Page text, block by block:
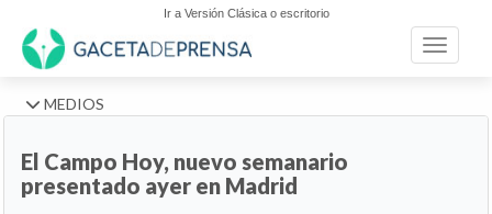
Ir a Versión Clásica o escritorio
Toggle
MEDIOS
El Campo Hoy, nuevo semanario
presentado ayer en Madrid